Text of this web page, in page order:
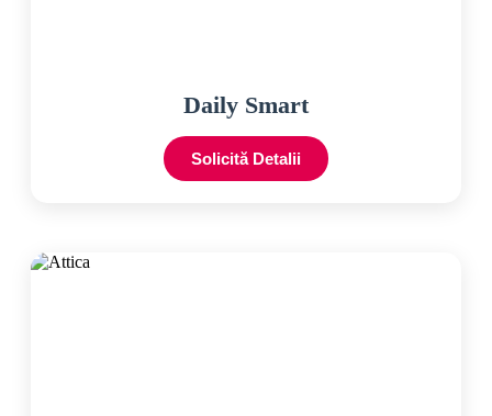
Daily Smart
Solicită Detalii